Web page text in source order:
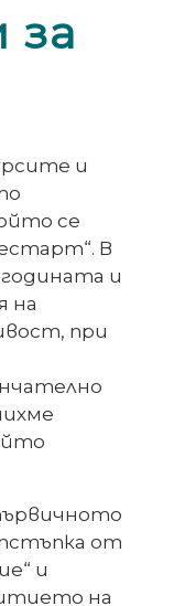
за
и
се
В
и
на
при
от
и
на